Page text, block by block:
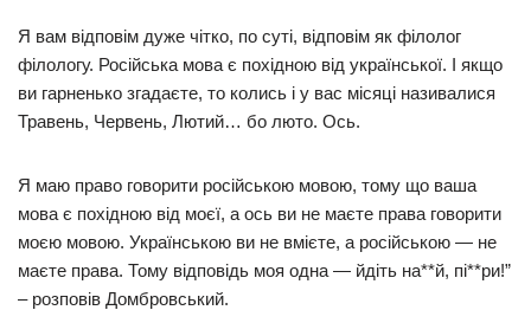
Я вам відповім дуже чітко, по суті, відповім як філолог
філологу. Російська мова є похідною від української. І якщо
ви гарненько згадаєте, то колись і у вас місяці називалися
Травень, Червень, Лютий… бо люто. Ось.
Я маю право говорити російською мовою, тому що ваша
мова є похідною від моєї, а ось ви не маєте права говорити
моєю мовою. Українською ви не вмієте, а російською — не
маєте права. Тому відповідь моя одна — йдіть на**й, пі**ри!”
– розповів Домбровський.